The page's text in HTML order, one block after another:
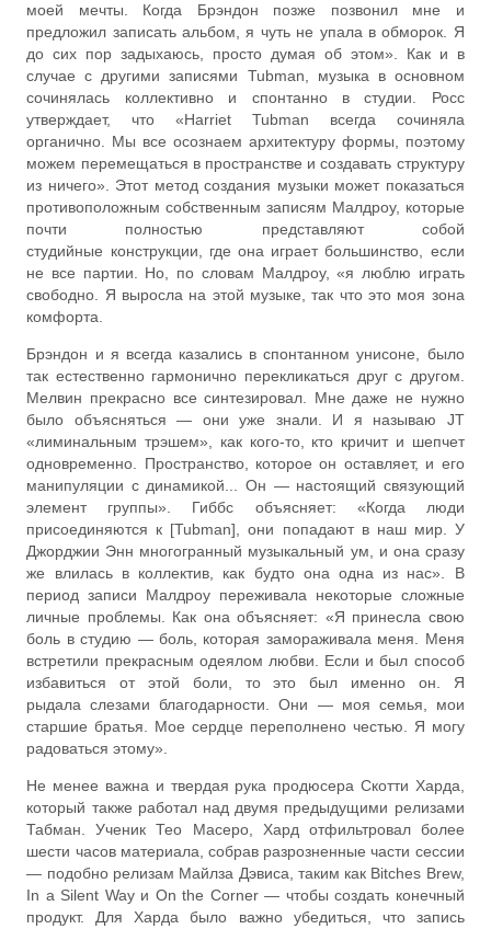
моей мечты. Когда Брэндон позже позвонил мне и
предложил записать альбом, я чуть не упала в обморок. Я
до сих пор задыхаюсь, просто думая об этом». Как и в
случае с другими записями Tubman, музыка в основном
сочинялась коллективно и спонтанно в студии. Росс
утверждает, что «Harriet Tubman всегда сочиняла
органично. Мы все осознаем архитектуру формы, поэтому
можем перемещаться в пространстве и создавать структуру
из ничего». Этот метод создания музыки может показаться
противоположным собственным записям Малдроу, которые
почти полностью представляют собой
студийные конструкции, где она играет большинство, если
не все партии. Но, по словам Малдроу, «я люблю играть
свободно. Я выросла на этой музыке, так что это моя зона
комфорта.
Брэндон и я всегда казались в спонтанном унисоне, было
так естественно гармонично перекликаться друг с другом.
Мелвин прекрасно все синтезировал. Мне даже не нужно
было объясняться — они уже знали. И я называю JT
«лиминальным трэшем», как кого-то, кто кричит и шепчет
одновременно. Пространство, которое он оставляет, и его
манипуляции с динамикой... Он — настоящий связующий
элемент группы». Гиббс объясняет: «Когда люди
присоединяются к [Tubman], они попадают в наш мир. У
Джорджии Энн многогранный музыкальный ум, и она сразу
же влилась в коллектив, как будто она одна из нас». В
период записи Малдроу переживала некоторые сложные
личные проблемы. Как она объясняет: «Я принесла свою
боль в студию — боль, которая замораживала меня. Меня
встретили прекрасным одеялом любви. Если и был способ
избавиться от этой боли, то это был именно он. Я
рыдала слезами благодарности. Они — моя семья, мои
старшие братья. Мое сердце переполнено честью. Я могу
радоваться этому».
Не менее важна и твердая рука продюсера Скотти Харда,
который также работал над двумя предыдущими релизами
Табман. Ученик Тео Масеро, Хард отфильтровал более
шести часов материала, собрав разрозненные части сессии
— подобно релизам Майлза Дэвиса, таким как Bitches Brew,
In a Silent Way и On the Corner — чтобы создать конечный
продукт. Для Харда было важно убедиться, что запись